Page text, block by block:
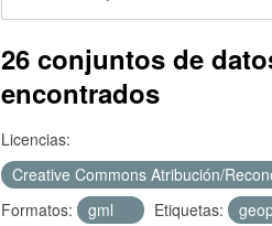
26 conjuntos de
encontrados
Licencias:
Creative Commons Atribución/
Formatos:
gml Etiquetas: